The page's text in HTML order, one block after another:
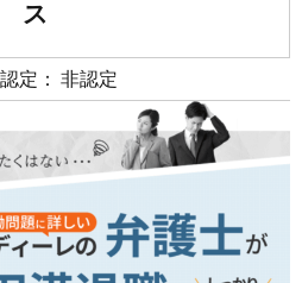
ス
定： 非認定